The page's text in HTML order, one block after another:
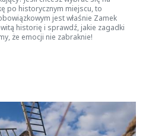
po historycznym miejscu, to
jest właśnie Zamek
historię i sprawdź, jakie zagadki
że emocji nie zabraknie!